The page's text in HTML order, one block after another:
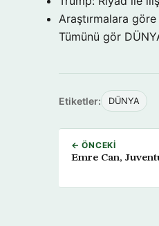
Araştırmalara
Tümünü gör
Etiketler: DÜNYA
← ÖNCEKI
Emre Can,